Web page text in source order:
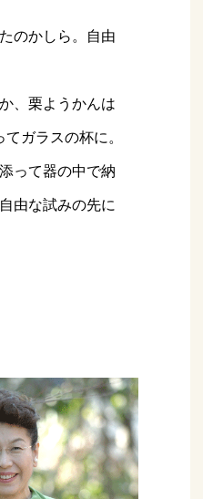
のかしら。自由
、栗ようかんは
ガラスの杯に。
って器の中で納
由な試みの先に